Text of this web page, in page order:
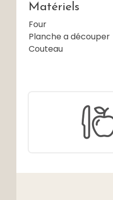
Matériels
Four
Planche a découper
Couteau